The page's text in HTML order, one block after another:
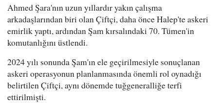
Ahmed Şara'nın uzun yıllardır yakın çalışma
arkadaşlarından biri olan Çiftçi, daha önce Halep'te askeri
emirlik yaptı, ardından Şam kırsalındaki 70. Tümen'in
komutanlığını üstlendi.
2024 yılı sonunda Şam'ın ele geçirilmesiyle sonuçlanan
askeri operasyonun planlanmasında önemli rol oynadığı
belirtilen Çiftçi, aynı dönemde tuğgeneralliğe terfi
ettirilmişti.